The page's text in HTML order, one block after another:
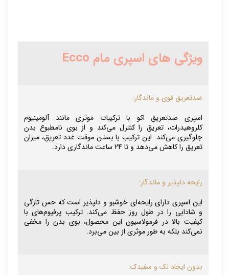
ویژگی های اسپری مام Ecco
ضدتعریق قوی و ماندگار:
اسپری ضدتعریق اکو با ترکیبات موثری مانند آلومینیوم
کلروهیدرات، تعریق را کنترل می‌کند و از بوی نامطبوع بدن
جلوگیری می‌کند. این ترکیب با بستن موقت غدد تعریق، میزان
تعریق را کاهش می‌دهد و تا 24 ساعت ماندگاری دارد.
رایحه دلپذیر و ماندگار:
این اسپری دارای رایحه‌ای خوشبو و دلپذیر است که حس تازگی
و شادابی را در طول روز حفظ می‌کند. ترکیب پرفیوم‌های با
کیفیت بالا در فرمولاسیون این محصول، بوی بدن را مخفی
نمی‌کند بلکه به طور موثری از بین می‌برد.
بدون ایجاد لک و سفیدک: